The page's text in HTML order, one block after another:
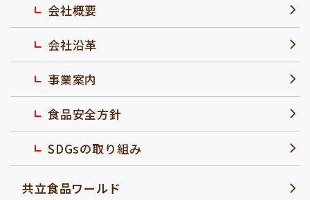
会社概要
会社沿革
事業案内
食品安全方針
SDGsの取り組み
共立食品ワールド